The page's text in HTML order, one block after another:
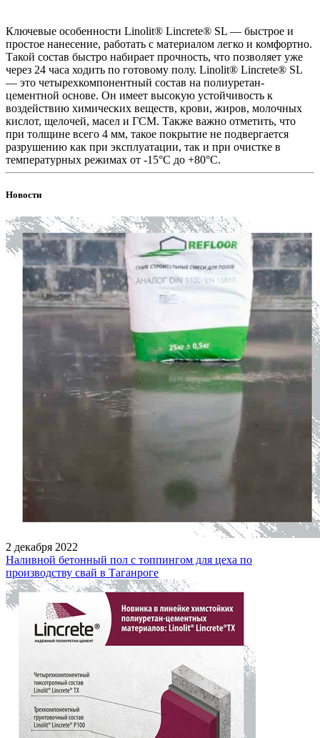
Ключевые особенности Linolit® Lincrete® SL — быстрое и
простое нанесение, работать с материалом легко и комфортно.
Такой состав быстро набирает прочность, что позволяет уже
через 24 часа ходить по готовому полу. Linolit® Lincrete® SL
— это четырехкомпонентный состав на полиуретан-
цементной основе. Он имеет высокую устойчивость к
воздействию химических веществ, крови, жиров, молочных
кислот, щелочей, масел и ГСМ. Также важно отметить, что
при толщине всего 4 мм, такое покрытие не подвергается
разрушению как при эксплуатации, так и при очистке в
температурных режимах от -15°C до +80°C.
Новости
2 декабря 2022
Наливной бетонный пол с топпингом для цеха по
производству свай в Таганроге